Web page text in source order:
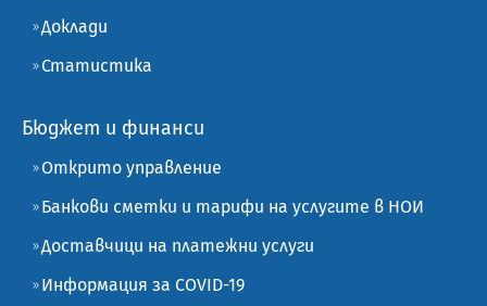
Доклади
Статистика
Бюджет и финанси
Открито управление
Банкови сметки и тарифи на услугите в НОИ
Доставчици на платежни услуги
Информация за COVID-19